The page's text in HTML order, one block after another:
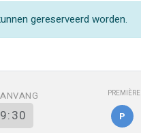
gereserveerd worden.
PREMIÈRE
P